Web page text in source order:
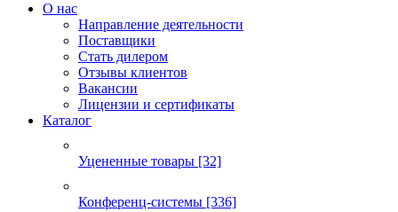
О нас
Направление деятельности
Поставщики
Стать дилером
Отзывы клиентов
Вакансии
Лицензии и сертификаты
Каталог
Уцененные товары [32]
Конференц-системы [336]